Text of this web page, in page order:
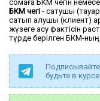
сомаға БКМ чегін
БКМ чегі - сатушы
сатып алушы (клиент)
жүзеге асу фактісін
түрде берілген БКМ-
будьте в